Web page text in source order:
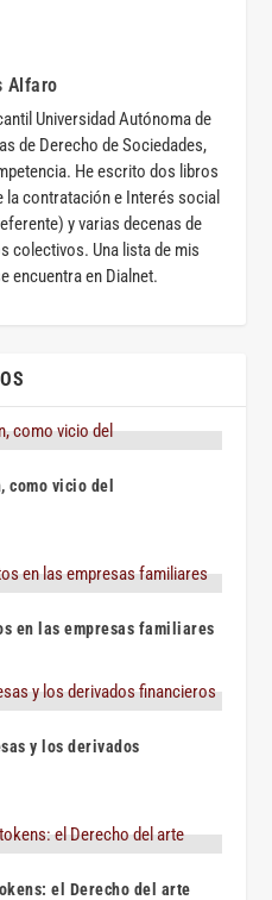
Alfaro
Universidad Autónoma de
de Derecho de Sociedades,
He escrito dos libros
contratación e Interés social
y varias decenas de
colectivos. Una lista de mis
encuentra en Dialnet.
como vicio del
en las empresas familiares
y los derivados
el Derecho del arte